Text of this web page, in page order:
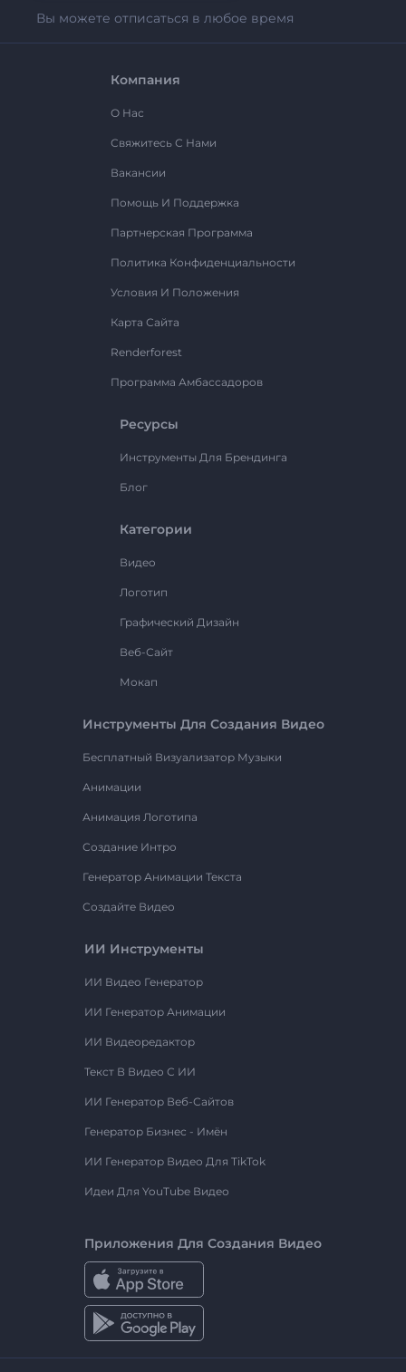
Вы можете отписаться в любое время
Компания
О Нас
Свяжитесь С Нами
Вакансии
Помощь И Поддержка
Партнерская Программа
Политика Конфиденциальности
Условия И Положения
Карта Сайта
Renderforest
Программа Амбассадоров
Ресурсы
Инструменты Для Брендинга
Блог
Категории
Видео
Логотип
Графический Дизайн
Веб-Сайт
Мокап
Инструменты Для Создания Видео
Бесплатный Визуализатор Музыки
Анимации
Анимация Логотипа
Создание Интро
Генератор Анимации Текста
Создайте Видео
ИИ Инструменты
ИИ Видео Генератор
ИИ Генератор Анимации
ИИ Видеоредактор
Текст В Видео С ИИ
ИИ Генератор Веб-Сайтов
Генератор Бизнес - Имён
ИИ Генератор Видео Для TikTok
Идеи Для YouTube Видео
Приложения Для Создания Видео